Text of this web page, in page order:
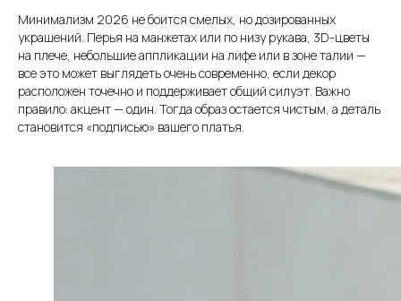
Минимализм 2026 не боится смелых, но дозированных
украшений. Перья на манжетах или по низу рукава, 3D-цветы
на плече, небольшие аппликации на лифе или в зоне талии —
все это может выглядеть очень современно, если декор
расположен точечно и поддерживает общий силуэт. Важно
правило: акцент — один. Тогда образ остается чистым, а деталь
становится «подписью» вашего платья.